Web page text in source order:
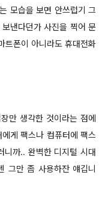
모습을 보면 안쓰럽기 그
낸다던가 사진을 찍어 문
트폰이 아니라도 휴대전화
만 생각한 것이라는 점에
게 팩스나 컴퓨터에 팩스
니까.. 완벽한 디지털 시대
그만 좀 사용하잔 얘깁니